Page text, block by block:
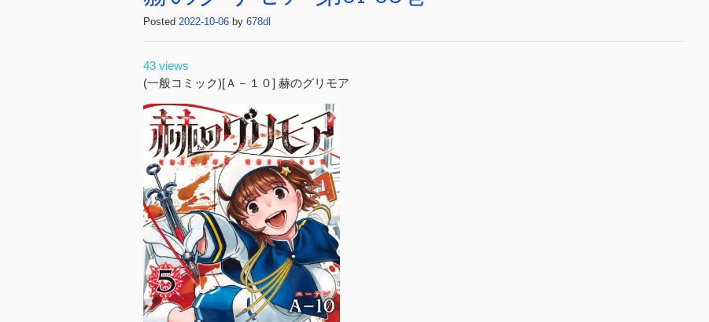
Posted 2022-10-06 by 678dl
43 views
(一般コミック)[Ａ－１０] 赫のグリモア